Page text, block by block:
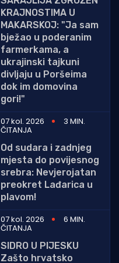
KRAJNOSTIMA U
MAKARSKOJ: "Ja sam
bježao u poderanim
farmerkama, a
ukrajinski tajkuni
divljaju u Poršeima
dok im domovina
gori!"
07 kol. 2026
3 MIN.
ČITANJA
Od sudara i zadnjeg
mjesta do povijesnog
srebra: Nevjerojatan
preokret Lađarica u
plavom!
07 kol. 2026
6 MIN.
ČITANJA
SIDRO U PIJESKU
Zašto hrvatsko